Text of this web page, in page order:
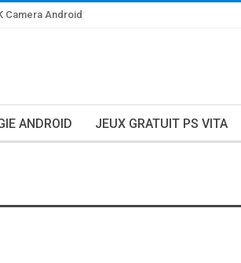
Camera Android
ANDROID JEUX GRATUIT PS VITA